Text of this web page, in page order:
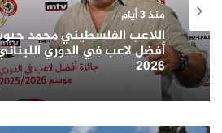
منذ 3 أيام
اللاعب الفلسطيني محمد
2026